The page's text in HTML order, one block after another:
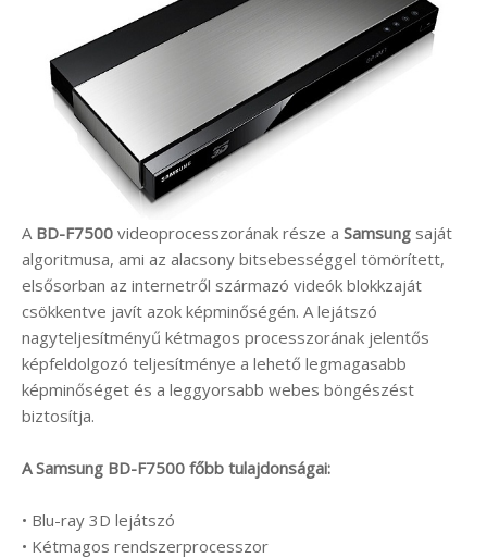
A BD-F7500 videoprocesszorának része a Samsung saját
algoritmusa, ami az alacsony bitsebességgel tömörített,
elsősorban az internetről származó videók blokkzaját
csökkentve javít azok képminőségén. A lejátszó
nagyteljesítményű kétmagos processzorának jelentős
képfeldolgozó teljesítménye a lehető legmagasabb
képminőséget és a leggyorsabb webes böngészést
biztosítja.
A Samsung BD-F7500 főbb tulajdonságai:
• Blu-ray 3D lejátszó
• Kétmagos rendszerprocesszor